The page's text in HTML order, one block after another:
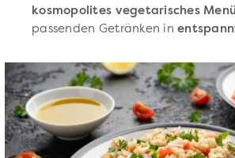
kosmopolites vegetarisches Menü
passenden Getränken in